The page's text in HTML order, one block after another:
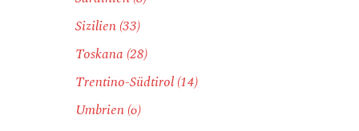
Sizilien(33)
Toskana (28)
Trentino-Südtirol(14)
Umbrien(6)